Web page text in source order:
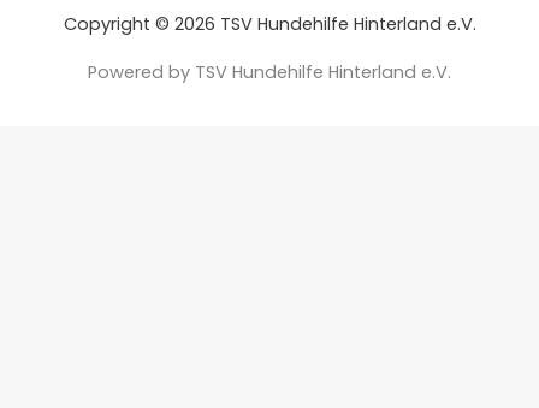
Copyright © 2026 TSV Hundehilfe Hinterland e.V.
Powered by TSV Hundehilfe Hinterland e.V.